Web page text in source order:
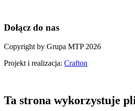
Dołącz do nas
Copyright by Grupa MTP 2026
Projekt i realizacja: Crafton
Ta strona wykorzystuje